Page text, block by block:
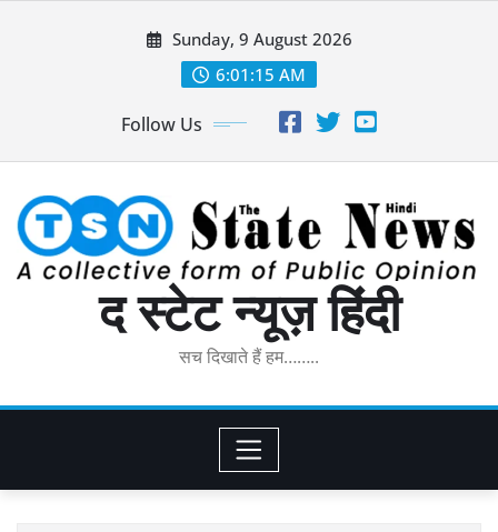
Sunday, 9 August 2026
6:01:16 AM
Follow Us
द स्टेट न्यूज़ हिंदी
सच दिखाते हैं हम……..